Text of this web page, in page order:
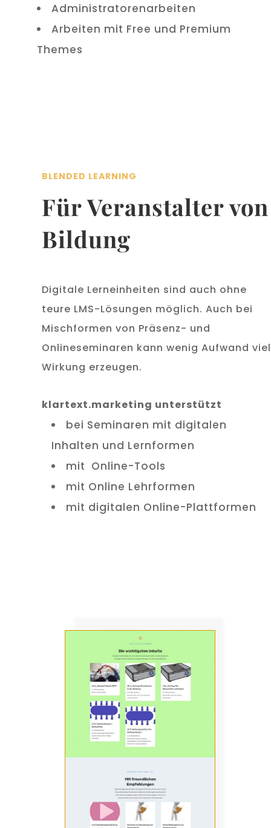
Administratorenarbeiten
Arbeiten mit Free und Premium
Themes
BLENDED LEARNING
Für Veranstalter von
Bildung
Digitale Lerneinheiten sind auch ohne
teure LMS-Lösungen möglich. Auch bei
Mischformen von Präsenz- und
Onlineseminaren kann wenig Aufwand viel
Wirkung erzeugen.
klartext.marketing unterstützt
bei Seminaren mit digitalen
Inhalten und Lernformen
mit Online-Tools
mit Online Lehrformen
mit digitalen Online-Plattformen